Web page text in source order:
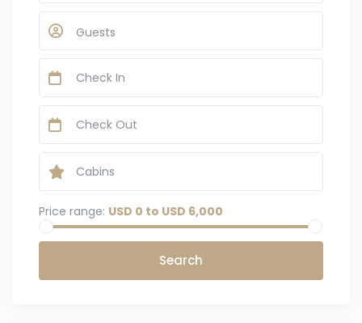
Guests
Price range: USD 0 to USD 6,000